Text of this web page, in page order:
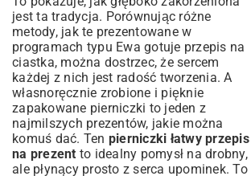
jest ta tradycja. Porównując różne
metody, jak te prezentowane w
programach typu Ewa gotuje przepis na
ciastka, można dostrzec, że sercem
każdej z nich jest radość tworzenia. A
własnoręcznie zrobione i pięknie
zapakowane pierniczki to jeden z
najmilszych prezentów, jakie można
komuś dać. Ten pierniczki łatwy przepis
na prezent to idealny pomysł na drobny,
ale płynący prosto z serca upominek. To